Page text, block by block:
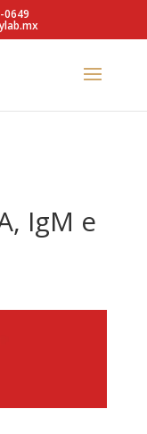
0649
IgM e